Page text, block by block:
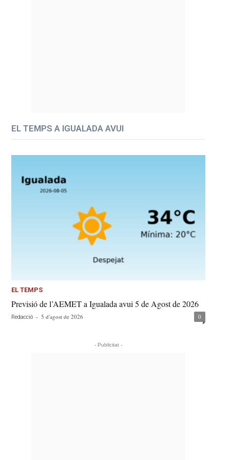
EL TEMPS A IGUALADA AVUI
EL TEMPS
Previsió de l’AEMET a Igualada avui 5 de Agost de 2026
Redacció - 5 d'agost de 2026 0
- Publicitat -